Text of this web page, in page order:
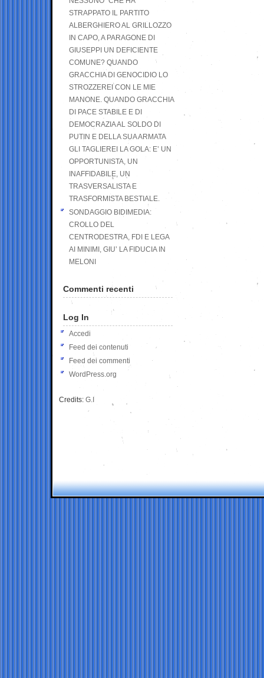
STRAPPATO IL PARTITO
ALBERGHIERO AL GRILLOZZO
IN CAPO, A PARAGONE DI
GIUSEPPI UN DEFICIENTE
COMUNE? QUANDO
GRACCHIA DI GENOCIDIO LO
STROZZEREI CON LE MIE
MANONE. QUANDO GRACCHIA
DI PACE STABILE E DI
DEMOCRAZIA AL SOLDO DI
PUTIN E DELLA SUA ARMATA
GLI TAGLIEREI LA GOLA: E’ UN
OPPORTUNISTA, UN
INAFFIDABILE, UN
TRASVERSALISTA E
TRASFORMISTA BESTIALE.
SONDAGGIO BIDIMEDIA:
CROLLO DEL
CENTRODESTRA, FDI E LEGA
AI MINIMI, GIU’ LA FIDUCIA IN
MELONI
Commenti recenti
Log In
Accedi
Feed dei contenuti
Feed dei commenti
WordPress.org
Credits: G.I